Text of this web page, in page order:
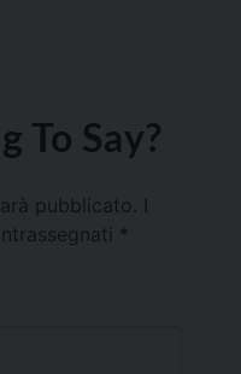
To Say?
pubblicato.
*